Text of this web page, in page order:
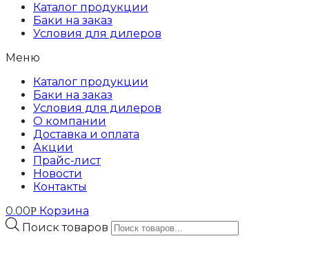
Каталог продукции
Баки на заказ
Условия для дилеров
Меню
Каталог продукции
Баки на заказ
Условия для дилеров
О компании
Доставка и оплата
Акции
Прайс-лист
Новости
Контакты
0.00Р Корзина
Поиск товаров